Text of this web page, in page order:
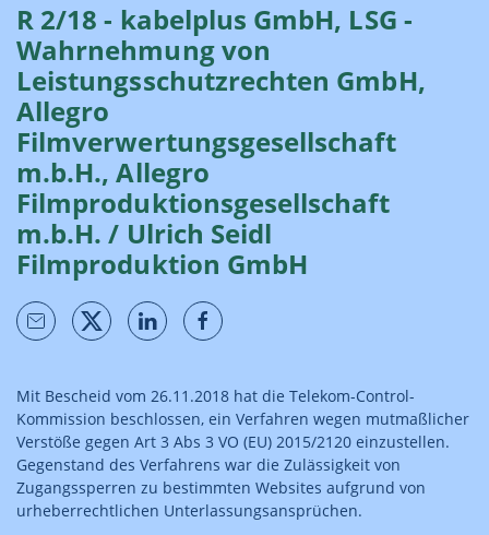
R 2/18 - kabelplus GmbH, LSG -
Wahrnehmung von
Leistungsschutzrechten GmbH,
Allegro
Filmverwertungsgesellschaft
m.b.H., Allegro
Filmproduktionsgesellschaft
m.b.H. / Ulrich Seidl
Filmproduktion GmbH
Mit Bescheid vom 26.11.2018 hat die Telekom-Control-
Kommission beschlossen, ein Verfahren wegen mutmaßlicher
Verstöße gegen Art 3 Abs 3 VO (EU) 2015/2120 einzustellen.
Gegenstand des Verfahrens war die Zulässigkeit von
Zugangssperren zu bestimmten Websites aufgrund von
urheberrechtlichen Unterlassungsansprüchen.